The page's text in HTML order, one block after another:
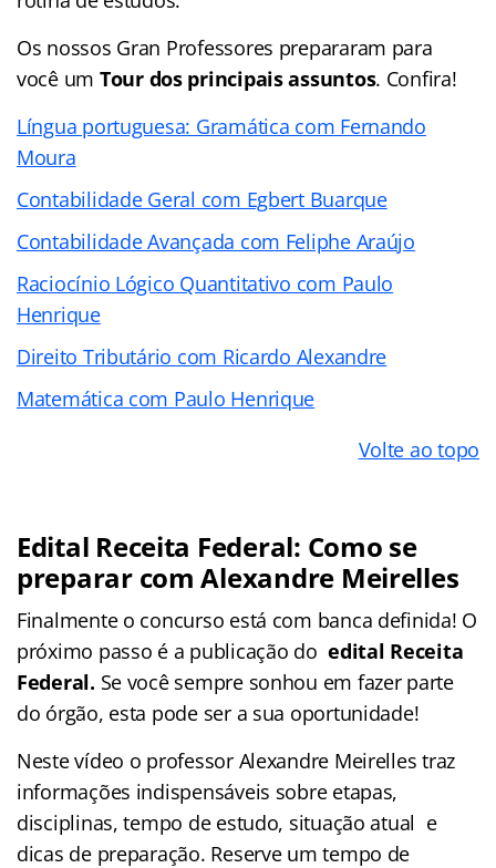
Os nossos Gran Professores prepararam para
você um Tour dos principais assuntos. Confira!
Língua portuguesa: Gramática com Fernando
Moura
Contabilidade Geral com Egbert Buarque
Contabilidade Avançada com Feliphe Araújo
Raciocínio Lógico Quantitativo com Paulo
Henrique
Direito Tributário com Ricardo Alexandre
Matemática com Paulo Henrique
Volte ao topo
Edital Receita Federal: Como se
preparar com Alexandre Meirelles
Finalmente o concurso está com banca definida! O
próximo passo é a publicação doedital Receita
Federal. Se você sempre sonhou em fazer parte
do órgão, esta pode ser a sua oportunidade!
Neste vídeo o professor Alexandre Meirelles traz
informações indispensáveis sobre etapas,
disciplinas, tempo de estudo, situação atual e
dicas de preparação. Reserve um tempo de